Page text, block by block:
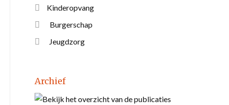
Kinderopvang
Burgerschap
Jeugdzorg
Archief